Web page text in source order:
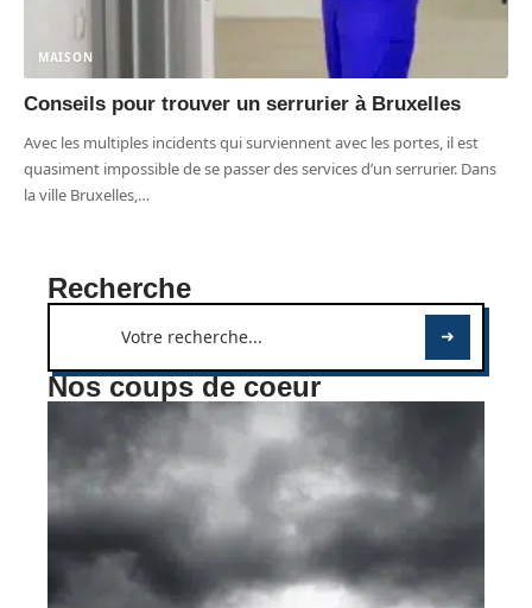
MAISON
Conseils pour trouver un serrurier à Bruxelles
Avec les multiples incidents qui surviennent avec les portes, il est
quasiment impossible de se passer des services d’un serrurier. Dans
la ville Bruxelles,…
Recherche
Nos coups de coeur